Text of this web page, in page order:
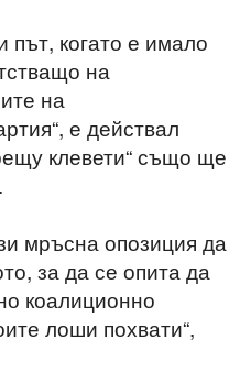
път, когато е имало
на
на
е действал
клевети“ също ще
мръсна опозиция да
за да се опита да
коалиционно
лоши похвати“,